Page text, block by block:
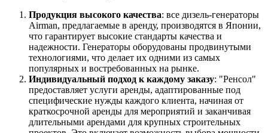
Продукция высокого качества: все дизель-генераторы
Airman, предлагаемые в аренду, производятся в Японии,
что гарантирует высокие стандарты качества и
надежности. Генераторы оборудованы продвинутыми
технологиями, что делает их одними из самых
популярных и востребованных на рынке.
Индивидуальный подход к каждому заказу: "Ренсол"
предоставляет услуги аренды, адаптированные под
специфические нужды каждого клиента, начиная от
краткосрочной аренды для мероприятий и заканчивая
длительными арендами для крупных строительных